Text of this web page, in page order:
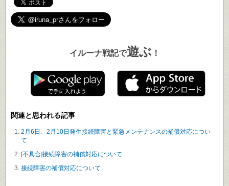
イルーナ戦記で遊ぶ ！
関連と思われる記事
2月6日、2月10日発生接続障害と緊急メンテナンスの補償対応につい
て
[不具合]接続障害の補償対応について
接続障害の補償対応について